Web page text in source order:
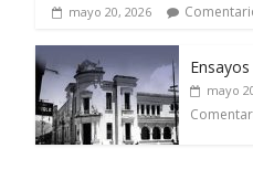
mayo 20, 2026
mayo